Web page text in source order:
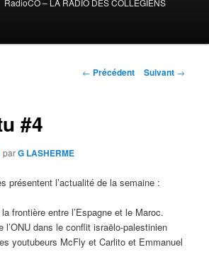
Navigation
← Précédent Suivant →
#4
parG LASHERME
présentent l’actualité de la semaine :
frontière entre l’Espagne et le Maroc.
l’ONU dans le conflit israëlo-palestinien
youtubeurs McFly et Carlito et Emmanuel